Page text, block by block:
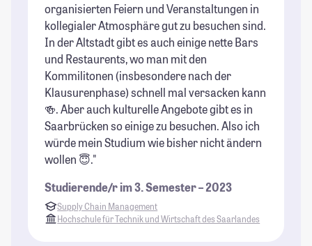
organisierten Feiern und Veranstaltungen in
kollegialer Atmosphäre gut zu besuchen sind.
In der Altstadt gibt es auch einige nette Bars
und Restaurents, wo man mit den
Kommilitonen (insbesondere nach der
Klausurenphase) schnell mal versacken kann
🍻. Aber auch kulturelle Angebote gibt es in
Saarbrücken so einige zu besuchen. Also ich
würde mein Studium wie bisher nicht ändern
wollen 😇."
Studierende/r im 3. Semester – 2023
Supply Chain Management
Hochschule für Technik und Wirtschaft des Saarlandes